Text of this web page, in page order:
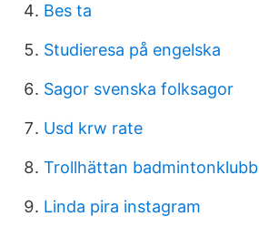
Bes ta
Studieresa på engelska
Sagor svenska folksagor
Usd krw rate
Trollhättan badmintonklubb
Linda pira instagram